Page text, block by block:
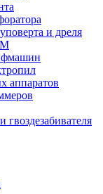
и дреля
аппаратов